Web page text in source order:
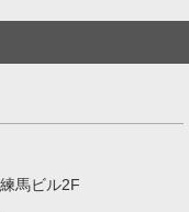
馬ビル2F